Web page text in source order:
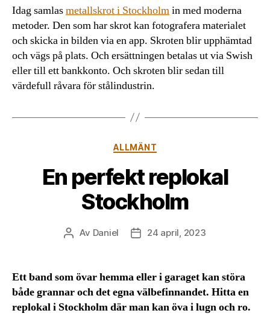
Idag samlasmetallskrot i Stockholmin med moderna
metoder. Den som har skrot kan fotografera materialet
och skicka in bilden via en app. Skroten blir upphämtad
och vägs på plats. Och ersättningen betalas ut via Swish
eller till ett bankkonto. Och skroten blir sedan till
värdefull råvara för stålindustrin.
Kategorier
ALLMÄNT
En perfekt replokal
Stockholm
Inläggsförfattare
Av Daniel Inläggsdatum
24 april, 2023
Ett band som övar hemma eller i garaget kan störa
både grannar och det egna välbefinnandet. Hitta en
replokal i Stockholm där man kan öva i lugn och ro.